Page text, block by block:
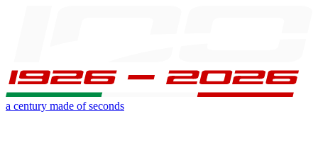
a century made of seconds